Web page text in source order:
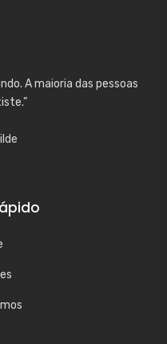
A maioria das pessoas